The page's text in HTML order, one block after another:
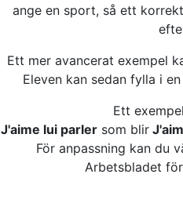
ange en sport, så ett
Ett mer avancerat exempel
Eleven kan sedan fylla i
Ett
J'aime lui parlersom blir
För anpassning kan du
Arbetsbladet